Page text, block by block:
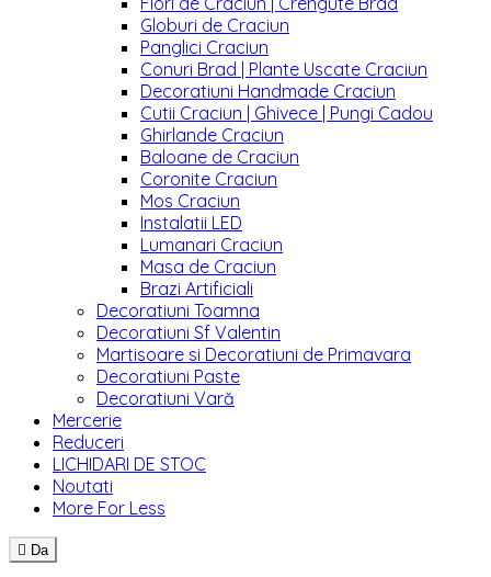
Globuri de Craciun
Panglici Craciun
Conuri Brad | Plante Uscate Craciun
Decoratiuni Handmade Craciun
Cutii Craciun | Ghivece | Pungi Cadou
Ghirlande Craciun
Baloane de Craciun
Coronite Craciun
Mos Craciun
Instalatii LED
Lumanari Craciun
Masa de Craciun
Brazi Artificiali
Decoratiuni Toamna
Decoratiuni Sf Valentin
Martisoare si Decoratiuni de Primavara
Decoratiuni Paste
Decoratiuni Vară
Mercerie
Reduceri
LICHIDARI DE STOC
Noutati
More For Less
 Da